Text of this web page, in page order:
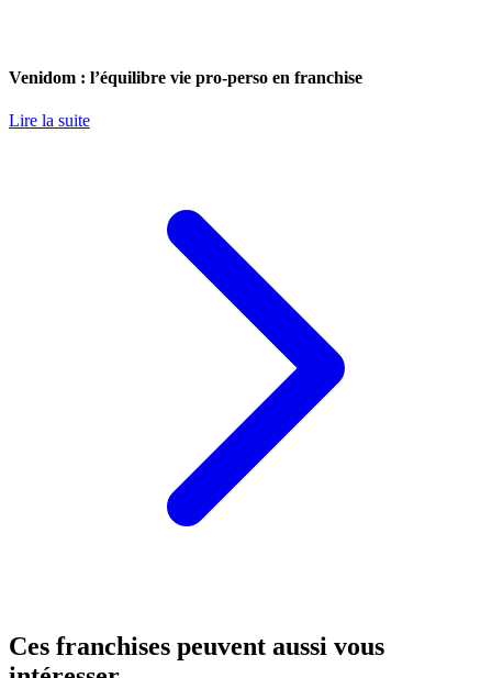
Venidom : l’équilibre vie pro-perso en franchise
Lire la suite
Ces franchises peuvent aussi vous